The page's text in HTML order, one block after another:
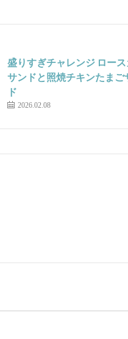
盛りすぎチャレンジ ロース
サンドと照焼チキンたまご
ド
2026.02.08